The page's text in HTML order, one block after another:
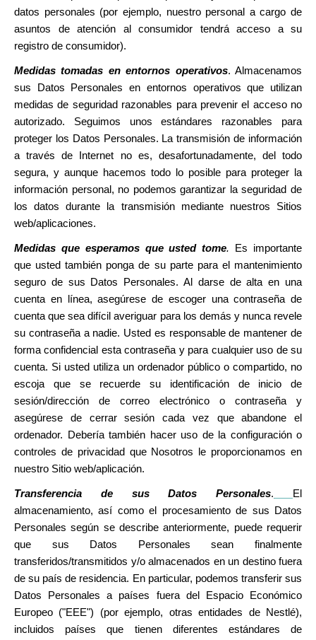
datos personales (por ejemplo, nuestro personal a cargo de
asuntos de atención al consumidor tendrá acceso a su
registro de consumidor).
Medidas tomadas en entornos operativos. Almacenamos
sus Datos Personales en entornos operativos que utilizan
medidas de seguridad razonables para prevenir el acceso no
autorizado. Seguimos unos estándares razonables para
proteger los Datos Personales. La transmisión de información
a través de Internet no es, desafortunadamente, del todo
segura, y aunque hacemos todo lo posible para proteger la
información personal, no podemos garantizar la seguridad de
los datos durante la transmisión mediante nuestros Sitios
web/aplicaciones.
Medidas que esperamos que usted tome.
Es importante
que usted también ponga de su parte para el mantenimiento
seguro de sus Datos Personales. Al darse de alta en una
cuenta en línea, asegúrese de escoger una contraseña de
cuenta que sea difícil averiguar para los demás y nunca revele
su contraseña a nadie. Usted es responsable de mantener de
forma confidencial esta contraseña y para cualquier uso de su
cuenta. Si usted utiliza un ordenador público o compartido, no
escoja que se recuerde su identificación de inicio de
sesión/dirección de correo electrónico o contraseña y
asegúrese de cerrar sesión cada vez que abandone el
ordenador. Debería también hacer uso de la configuración o
controles de privacidad que Nosotros le proporcionamos en
nuestro Sitio web/aplicación.
Transferencia de sus Datos Personales.
El
almacenamiento, así como el procesamiento de sus Datos
Personales según se describe anteriormente, puede requerir
que sus Datos Personales sean finalmente
transferidos/transmitidos y/o almacenados en un destino fuera
de su país de residencia. En particular, podemos transferir sus
Datos Personales a países fuera del Espacio Económico
Europeo ("EEE") (por ejemplo, otras entidades de Nestlé),
incluidos países que tienen diferentes estándares de